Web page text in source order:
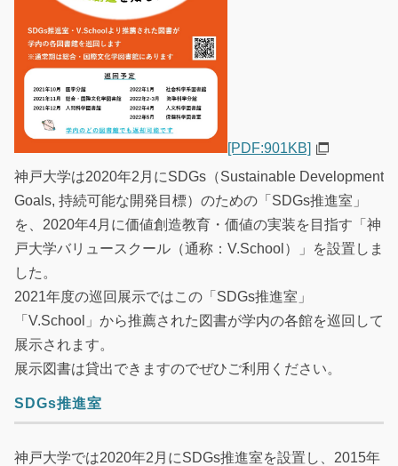
[PDF:901KB]
神戸大学は2020年2月にSDGs（Sustainable Development
Goals, 持続可能な開発目標）のための「SDGs推進室」
を、2020年4月に価値創造教育・価値の実装を目指す「神
戸大学バリュースクール（通称：V.School）」を設置しま
した。
2021年度の巡回展示ではこの「SDGs推進室」
「V.School」から推薦された図書が学内の各館を巡回して
展示されます。
展示図書は貸出できますのでぜひご利用ください。
SDGs推進室
神戸大学では2020年2月にSDGs推進室を設置し、2015年